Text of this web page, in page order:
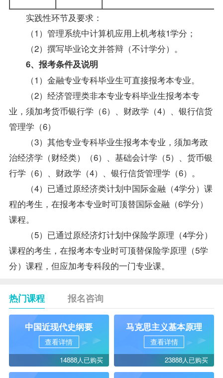
实践性环节及要求：
（1） 管理系统中计算机应用 上机考核1学分；
（2）撰写毕业论文并答辩（不计学分）。
6、 报考条件及说明
（1）金融专业专科毕业生可直接报考本专业。
（2）经济管理类非本专业专科毕业生报考本专
业，须加考货币银行学（6）、 财政学 （4）、银行信货
管理学（6）
（3）其他专业专科毕业生报考本专业，须加考政
治经济学（财经类）
（6）、基础会计学 （5）、货币银
行学（6）、财政学（4）、银行信货管理学（6）。
（4）已通过原经济类计划中国际金融（4学分）课
程的考生，在报考本专业时可顶替国际金融（6学分）
课程。
（5）已通过原经济灯计划中保险学原理（4学分）
课程的考生，在报考本专业时可顶替保险学原理（5学
分）课程，但应加考专科段的一门专业课。
热门课程 报名咨询
中国近现代史纲要
查看详情
14888人已购买
马克思主义基本原理
查看详情
23888人已购买